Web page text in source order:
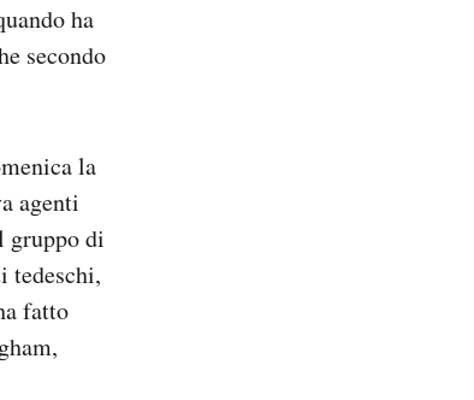
ha
secondo
la
agenti
gruppo di
tedeschi,
fatto